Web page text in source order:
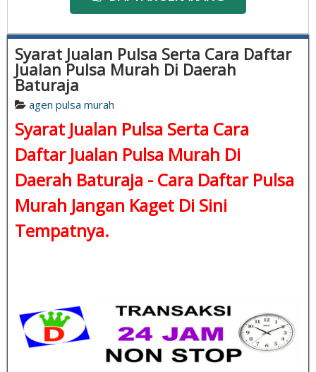
Syarat Jualan Pulsa Serta Cara Daftar
Jualan Pulsa Murah Di Daerah
Baturaja
agen pulsa murah
Syarat Jualan Pulsa Serta Cara
Daftar Jualan Pulsa Murah Di
Daerah Baturaja - Cara Daftar Pulsa
Murah Jangan Kaget Di Sini
Tempatnya.